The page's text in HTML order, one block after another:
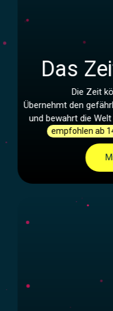
Das
Die Zeit
Übernehmt den
und bewahrt die
empfohlen ab